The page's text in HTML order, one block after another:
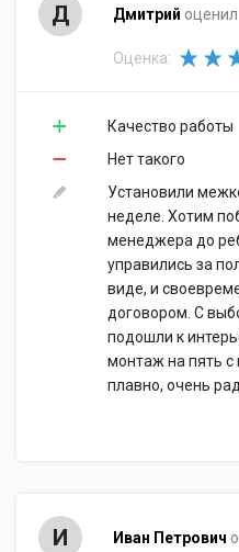
Д Дмитрий
Оценка:
Качество работы
Нет такого
Установили
неделе. Хотим
менеджера до
управились за
виде, и
договором. С
подошли к
монтаж на пять
плавно, очень
И Иван Петрович